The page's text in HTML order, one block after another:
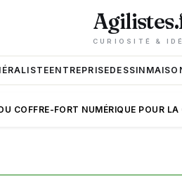
CURIOSITÉ &
ENTREPRISEDESSIN
COFFRE-FORT NUMÉRIQUE POUR